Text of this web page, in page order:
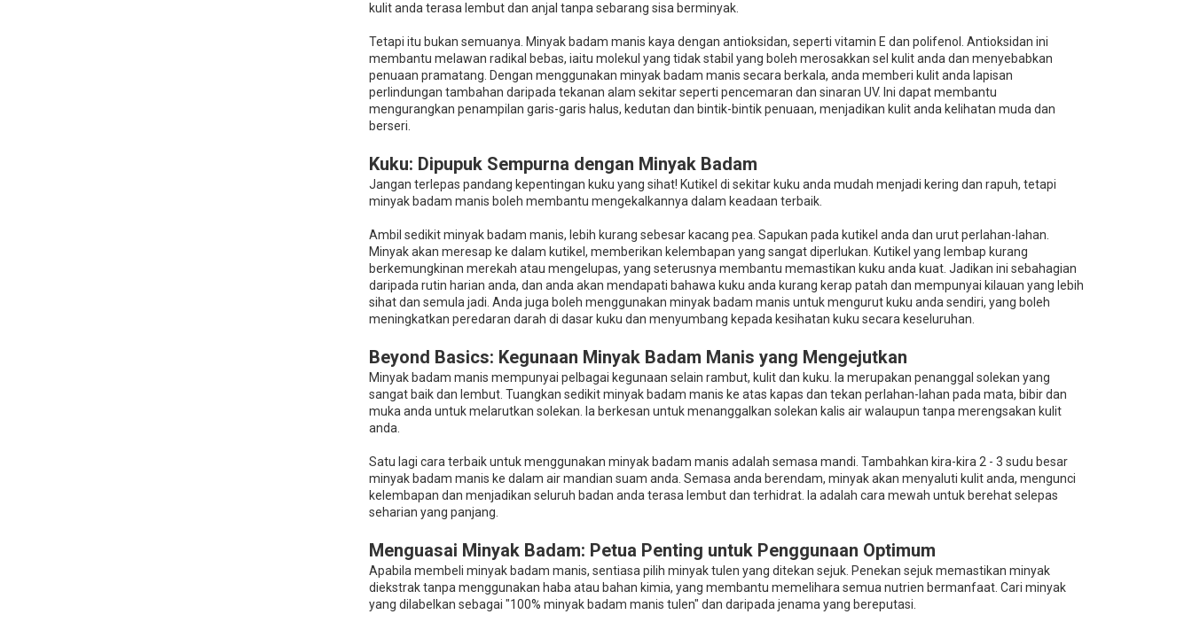
kulit anda terasa lembut dan anjal tanpa sebarang sisa berminyak.
Tetapi itu bukan semuanya. Minyak badam manis kaya dengan antioksidan, seperti vitamin E dan polifenol. Antioksidan ini
membantu melawan radikal bebas, iaitu molekul yang tidak stabil yang boleh merosakkan sel kulit anda dan menyebabkan
penuaan pramatang. Dengan menggunakan minyak badam manis secara berkala, anda memberi kulit anda lapisan
perlindungan tambahan daripada tekanan alam sekitar seperti pencemaran dan sinaran UV. Ini dapat membantu
mengurangkan penampilan garis-garis halus, kedutan dan bintik-bintik penuaan, menjadikan kulit anda kelihatan muda dan
berseri.
Kuku: Dipupuk Sempurna dengan Minyak Badam
Jangan terlepas pandang kepentingan kuku yang sihat! Kutikel di sekitar kuku anda mudah menjadi kering dan rapuh, tetapi
minyak badam manis boleh membantu mengekalkannya dalam keadaan terbaik.
Ambil sedikit minyak badam manis, lebih kurang sebesar kacang pea. Sapukan pada kutikel anda dan urut perlahan-lahan.
Minyak akan meresap ke dalam kutikel, memberikan kelembapan yang sangat diperlukan. Kutikel yang lembap kurang
berkemungkinan merekah atau mengelupas, yang seterusnya membantu memastikan kuku anda kuat. Jadikan ini sebahagian
daripada rutin harian anda, dan anda akan mendapati bahawa kuku anda kurang kerap patah dan mempunyai kilauan yang lebih
sihat dan semula jadi. Anda juga boleh menggunakan minyak badam manis untuk mengurut kuku anda sendiri, yang boleh
meningkatkan peredaran darah di dasar kuku dan menyumbang kepada kesihatan kuku secara keseluruhan.
Beyond Basics: Kegunaan Minyak Badam Manis yang Mengejutkan
Minyak badam manis mempunyai pelbagai kegunaan selain rambut, kulit dan kuku. Ia merupakan penanggal solekan yang
sangat baik dan lembut. Tuangkan sedikit minyak badam manis ke atas kapas dan tekan perlahan-lahan pada mata, bibir dan
muka anda untuk melarutkan solekan. Ia berkesan untuk menanggalkan solekan kalis air walaupun tanpa merengsakan kulit
anda.
Satu lagi cara terbaik untuk menggunakan minyak badam manis adalah semasa mandi. Tambahkan kira-kira 2 - 3 sudu besar
minyak badam manis ke dalam air mandian suam anda. Semasa anda berendam, minyak akan menyaluti kulit anda, mengunci
kelembapan dan menjadikan seluruh badan anda terasa lembut dan terhidrat. Ia adalah cara mewah untuk berehat selepas
seharian yang panjang.
Menguasai Minyak Badam: Petua Penting untuk Penggunaan Optimum
Apabila membeli minyak badam manis, sentiasa pilih minyak tulen yang ditekan sejuk. Penekan sejuk memastikan minyak
diekstrak tanpa menggunakan haba atau bahan kimia, yang membantu memelihara semua nutrien bermanfaat. Cari minyak
yang dilabelkan sebagai "100% minyak badam manis tulen" dan daripada jenama yang bereputasi.